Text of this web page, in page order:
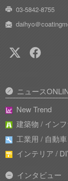
03-5842-8755
daihyo＠
ニュース
New Trend
建築物 / イン
工業用 / 自動車
インテリア /
インタビュー